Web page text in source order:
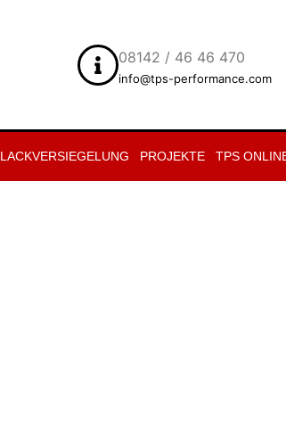
08142 / 46 46 470
info@tps-performance.com
LACKVERSIEGELUNG PROJEKTE TPS